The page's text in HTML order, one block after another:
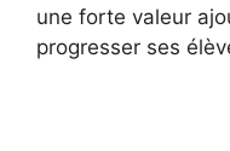
une forte valeur
progresser ses